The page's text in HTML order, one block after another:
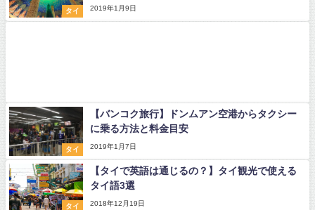
タイ 2019年1月9日
タイ
【バンコク旅行】ドンムアン空港からタクシー
に乗る方法と料金目安
2019年1月7日
タイ
【タイで英語は通じるの？】タイ観光で使える
タイ語3選
2018年12月19日